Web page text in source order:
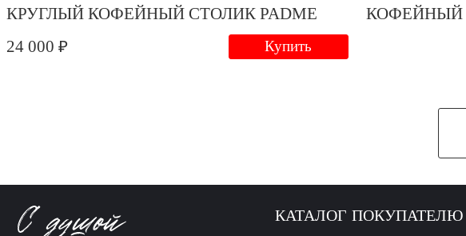
КРУГЛЫЙ КОФЕЙНЫЙ СТОЛИК PADME
24 000 ₽
Купить
КОФЕЙНЫЙ
КАТАЛОГ ПОКУПАТЕЛЮ